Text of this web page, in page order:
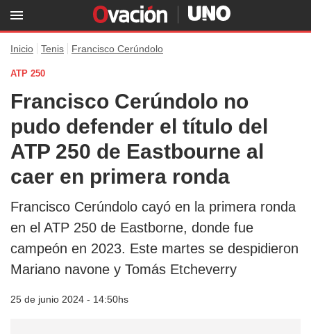
Inicio Tenis Francisco Cerúndolo
ATP 250
Francisco Cerúndolo no
pudo defender el título del
ATP 250 de Eastbourne al
caer en primera ronda
Francisco Cerúndolo cayó en la primera ronda
en el ATP 250 de Eastborne, donde fue
campeón en 2023. Este martes se despidieron
Mariano navone y Tomás Etcheverry
25 de junio 2024 - 14:50hs